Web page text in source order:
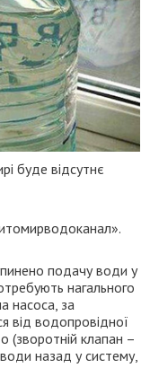
буде відсутнє
подачу води у
нагального
насоса, за
від водопровідної
(зворотній клапан –
назад у систему,